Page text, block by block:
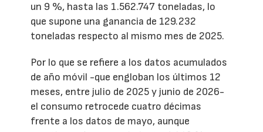
un 9 %, hasta las 1.562.747 toneladas, lo
que supone una ganancia de 129.232
toneladas respecto al mismo mes de 2025.
Por lo que se refiere a los datos acumulados
de año móvil -que engloban los últimos 12
meses, entre julio de 2025 y junio de 2026-
el consumo retrocede cuatro décimas
frente a los datos de mayo, aunque